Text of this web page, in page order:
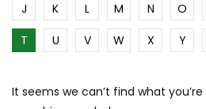
J
K L M N O
T
U V W X Y
It seems we can’t find what